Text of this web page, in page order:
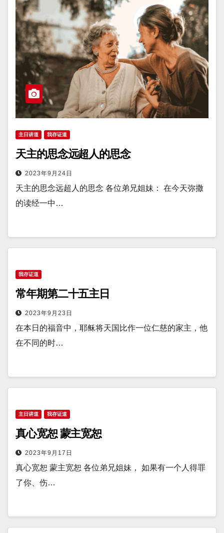
主日讲道 我存证道
天主的思念远超人的思念
2023年9月24日
天主的思念远超人的思念 各位弟兄姐妹： 在今天弥撒
的读经一中…
我存证道
常年期第二十五主日
2023年9月23日
​在本日的福音中，耶稣将天国比作一位仁慈的家主，他
在不同的时…
主日讲道 我存证道
真心宽恕 蒙主宽恕
2023年9月17日
真心宽恕 蒙主宽恕 各位弟兄姐妹， 如果有一个人得罪
了你、伤…